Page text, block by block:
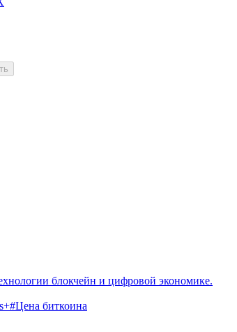
блокчейн и цифровой экономике.
#Цена биткоина